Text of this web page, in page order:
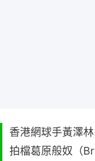
香港網球手黃澤
拍檔葛原般奴（